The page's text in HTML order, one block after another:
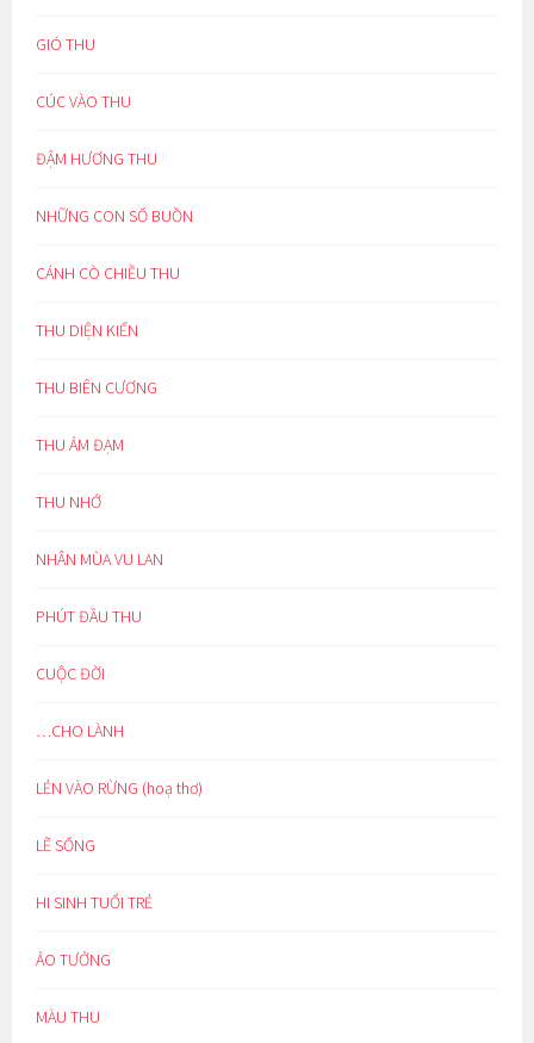
GIÓ THU
CÚC VÀO THU
ĐẬM HƯƠNG THU
NHỮNG CON SỐ BUỒN
CÁNH CÒ CHIỀU THU
THU DIỆN KIẾN
THU BIÊN CƯƠNG
THU ẢM ĐẠM
THU NHỚ
NHÂN MÙA VU LAN
PHÚT ĐẦU THU
CUỘC ĐỜI
…CHO LÀNH
LẺN VÀO RỪNG (hoạ thơ)
LẼ SỐNG
HI SINH TUỔI TRẺ
ẢO TƯỞNG
MÀU THU